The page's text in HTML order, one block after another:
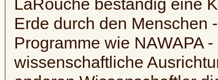
LaRouche beständig eine
Erde durch den Menschen
Programme wie NAWAPA-
wissenschaftliche